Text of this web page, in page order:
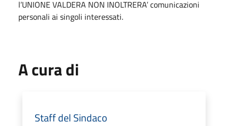
l’UNIONE VALDERA NON INOLTRERA’ comunicazioni
personali ai singoli interessati.
A cura di
Staff del Sindaco